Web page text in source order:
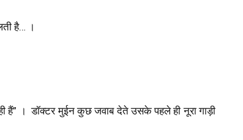
है… ।
हैं” । डॉक्टर मुईन कुछ जवाब देते उसके पहले ही नूरा गाड़ी